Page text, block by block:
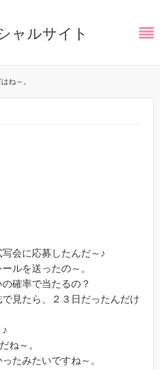
ャルサイト
ね～。
会に応募したんだ～♪
ルを送ったの～。
確率で当たるの？
見たら、２３日だったんだけ
ね～。
たみたいですね～。